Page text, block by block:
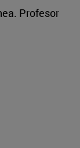
Profesor